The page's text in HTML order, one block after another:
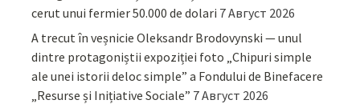
cerut unui fermier 50.000 de dolari 7 Август 2026
A trecut în veșnicie Oleksandr Brodovynski — unul
dintre protagoniștii expoziției foto „Chipuri simple
ale unei istorii deloc simple” a Fondului de Binefacere
„Resurse și Inițiative Sociale” 7 Август 2026